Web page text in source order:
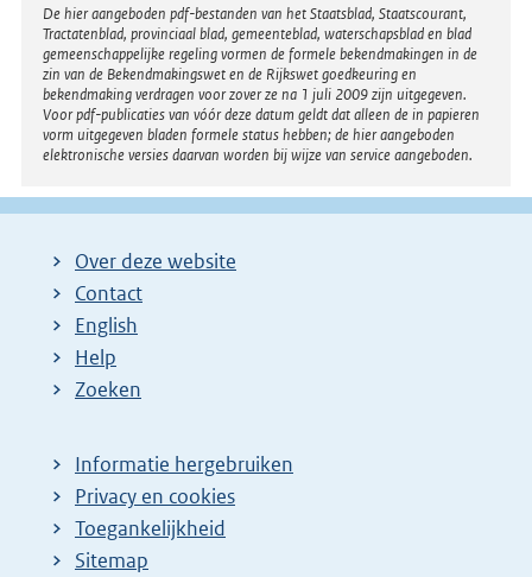
Disclaimer
De hier aangeboden pdf-bestanden van het Staatsblad, Staatscourant,
Tractatenblad, provinciaal blad, gemeenteblad, waterschapsblad en blad
gemeenschappelijke regeling vormen de formele bekendmakingen in de
zin van de Bekendmakingswet en de Rijkswet goedkeuring en
bekendmaking verdragen voor zover ze na 1 juli 2009 zijn uitgegeven.
Voor pdf-publicaties van vóór deze datum geldt dat alleen de in papieren
vorm uitgegeven bladen formele status hebben; de hier aangeboden
elektronische versies daarvan worden bij wijze van service aangeboden.
Over deze website
Contact
English
Help
Zoeken
Informatie hergebruiken
Privacy en cookies
Toegankelijkheid
Sitemap